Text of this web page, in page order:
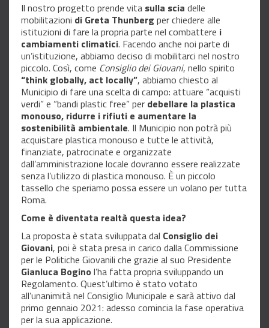
Il nostro progetto prende vita sulla scia delle
mobilitazioni di Greta Thunberg per chiedere alle
istituzioni di fare la propria parte nel combattere i
cambiamenti climatici. Facendo anche noi parte di
un’istituzione, abbiamo deciso di mobilitarci nel nostro
piccolo. Così, come Consiglio dei Giovani, nello spirito
“think globally, act locally”, abbiamo chiesto al
Municipio di fare una scelta di campo: attuare “acquisti
verdi” e “bandi plastic free” per debellare la plastica
monouso, ridurre i rifiuti e aumentare la
sostenibilità ambientale. Il Municipio non potrà più
acquistare plastica monouso e tutte le attività,
finanziate, patrocinate e organizzate
dall’amministrazione locale dovranno essere realizzate
senza l’utilizzo di plastica monouso. È un piccolo
tassello che speriamo possa essere un volano per tutta
Roma.
Come è diventata realtà questa idea?
La proposta è stata sviluppata dal Consiglio dei
Giovani, poi è stata presa in carico dalla Commissione
per le Politiche Giovanili che grazie al suo Presidente
Gianluca Bogino l’ha fatta propria sviluppando un
Regolamento. Quest’ultimo è stato votato
all’unanimità nel Consiglio Municipale e sarà attivo dal
primo gennaio 2021: adesso comincia la fase operativa
per la sua applicazione.